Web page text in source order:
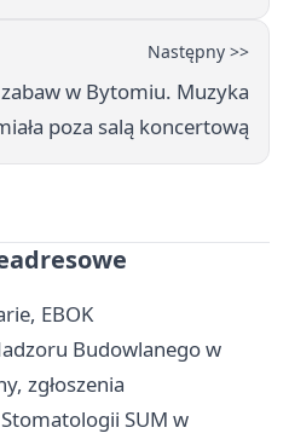
Następny >>
w Bytomiu. Muzyka
poza salą koncertową
EBOK
Budowlanego w
zgłoszenia
SUM w